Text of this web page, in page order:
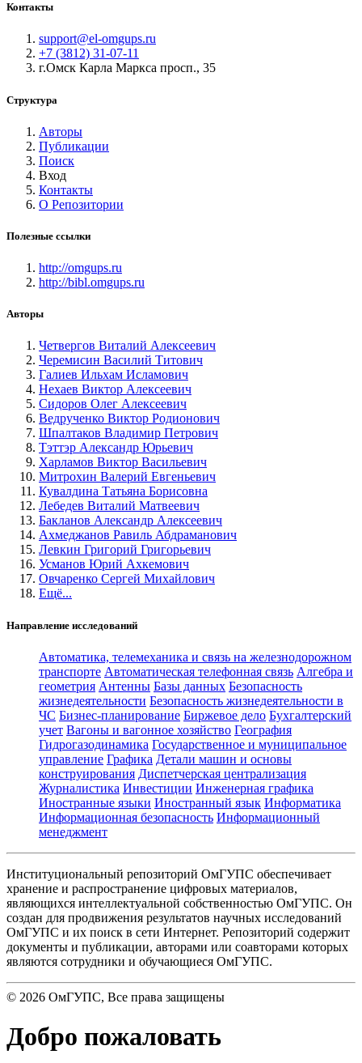
Контакты
support@el-omgups.ru
+7 (3812) 31-07-11
г.Омск Карла Маркса просп., 35
Структура
Авторы
Публикации
Поиск
Вход
Контакты
О Репозитории
Полезные ссылки
http://omgups.ru
http://bibl.omgups.ru
Авторы
Четвергов Виталий Алексеевич
Черемисин Василий Титович
Галиев Ильхам Исламович
Нехаев Виктор Алексеевич
Сидоров Олег Алексеевич
Ведрученко Виктор Родионович
Шпалтаков Владимир Петрович
Тэттэр Александр Юрьевич
Харламов Виктор Васильевич
Митрохин Валерий Евгеньевич
Кувалдина Татьяна Борисовна
Лебедев Виталий Матвеевич
Бакланов Александр Алексеевич
Ахмеджанов Равиль Абдраманович
Левкин Григорий Григорьевич
Усманов Юрий Ахкемович
Овчаренко Сергей Михайлович
Ещё...
Направление исследований
Автоматика, телемеханика и связь на железнодорожном
транспорте Автоматическая телефонная связь Алгебра и
геометрия Антенны Базы данных Безопасность
жизнедеятельности Безопасность жизнедеятельности в
ЧС Бизнес-планирование Биржевое дело Бухгалтерский
учет Вагоны и вагонное хозяйство География
Гидрогазодинамика Государственное и муниципальное
управление Графика Детали машин и основы
конструирования Диспетчерская централизация
Журналистика Инвестиции Инженерная графика
Иностранные языки Иностранный язык Информатика
Информационная безопасность Информационный
менеджмент
Институциональный репозиторий ОмГУПС обеспечивает
хранение и распространение цифровых материалов,
являющихся интеллектуальной собственностью ОмГУПС. Он
создан для продвижения результатов научных исследований
ОмГУПС и их поиск в сети Интернет. Репозиторий содержит
документы и публикации, авторами или соавторами которых
являются сотрудники и обучающиеся ОмГУПС.
© 2026 ОмГУПС, Все права защищены
Добро пожаловать